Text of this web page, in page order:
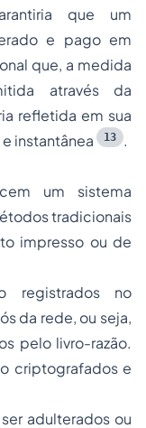
que um
e pago em
que, a medida
através da
refletida em sua
instantânea
13
.
um sistema
tradicionais
impresso ou de
registrados no
da rede, ou seja,
pelo livro-razão.
criptografados e
adulterados ou